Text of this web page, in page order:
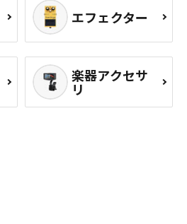
エフェクター
楽器アクセサ
リ